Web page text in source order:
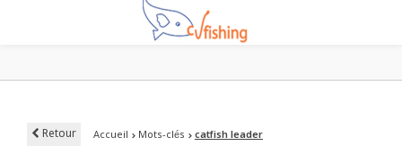
Retour Accueil Mots-clés catfish leader